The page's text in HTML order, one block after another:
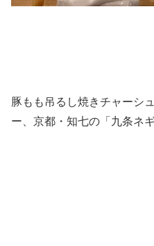
豚もも吊るし焼きチャーシ
ー、京都・知七の「九条ネ